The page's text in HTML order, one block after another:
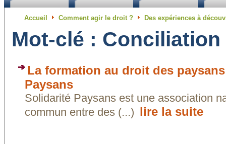
Accueil Comment agir le droit ? Des expériences à
Mot-clé : Conciliation
La formation au droit des
Paysans
Solidarité Paysans est une association
commun entre des (...) lire la suite